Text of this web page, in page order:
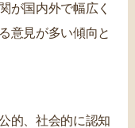
が国内外で幅広く
意見が多い傾向と
的、社会的に認知